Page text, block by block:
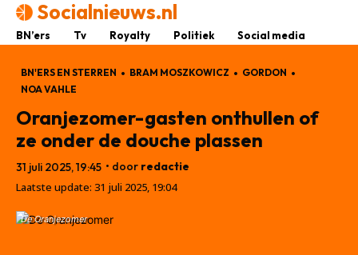
Socialnieuws.nl
BN’ers Tv Royalty Politiek Social media
BN'ERS EN STERREN BRAM MOSZKOWICZ
GORDON
NOA VAHLE
Oranjezomer-gasten onthullen of
ze onder de douche plassen
31 juli 2025, 19:45 • door redactie
Laatste update: 31 juli 2025, 19:04
De Oranjezomer